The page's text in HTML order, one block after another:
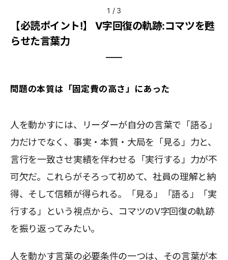
1 / 3
【必読ポイント!】 V字回復の軌跡:コマツを甦
らせた言葉力
問題の本質は「固定費の高さ」にあった
人を動かすには、リーダーが自分の言葉で「語る」
力だけでなく、事実・本質・大局を「見る」力と、
言行を一致させ実績を伴わせる「実行する」力が不
可欠だ。これらがそろって初めて、社員の理解と納
得、そして信頼が得られる。「見る」「語る」「実
行する」という視点から、コマツのV字回復の軌跡
を振り返ってみたい。
人を動かす言葉の必要条件の一つは、その言葉が本